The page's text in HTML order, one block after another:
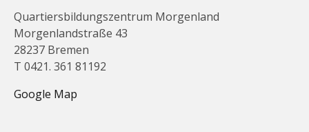
Quartiersbildungszentrum Morgenland
Morgenlandstraße 43
28237 Bremen
T 0421. 361 81192
Google Map